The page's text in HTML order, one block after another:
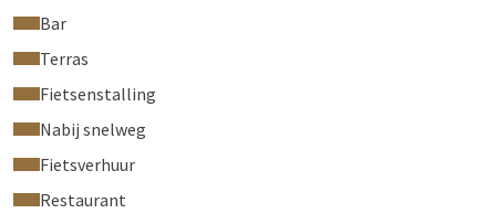
Bar
Terras
Fietsenstalling
Nabij snelweg
Fietsverhuur
Restaurant